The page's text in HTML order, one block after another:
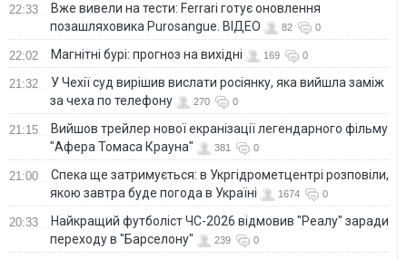
22:33
Вже вивели на тести: Ferrari готує оновлення
позашляховика Purosangue. ВІДЕО
82 0
22:02 Магнітні бурі: прогноз на вихідні 169 0
21:32
У Чехії суд вирішив вислати росіянку, яка вийшла заміж
за чеха по телефону
270 0
21:15
Вийшов трейлер нової екранізації легендарного фільму
"Афера Томаса Крауна"
381 0
21:00
Спека ще затримується: в Укргідрометцентрі розповіли,
якою завтра буде погода в Україні
1674 0
20:33
Найкращий футболіст ЧС-2026 відмовив "Реалу" заради
переходу в "Барселону"
239 0